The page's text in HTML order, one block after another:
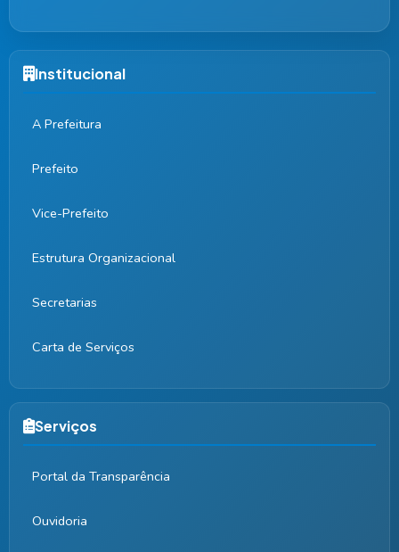
Institucional
A Prefeitura
Prefeito
Vice-Prefeito
Estrutura Organizacional
Secretarias
Carta de Serviços
Serviços
Portal da Transparência
Ouvidoria